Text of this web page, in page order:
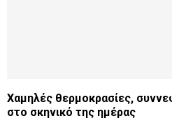
Χαμηλές θερμοκρασίες,
στο σκηνικό της ημέρας